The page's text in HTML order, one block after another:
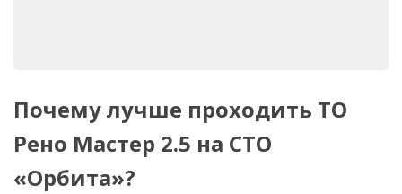
Почему лучше проходить ТО
Рено Мастер 2.5 на СТО
«Орбита»?